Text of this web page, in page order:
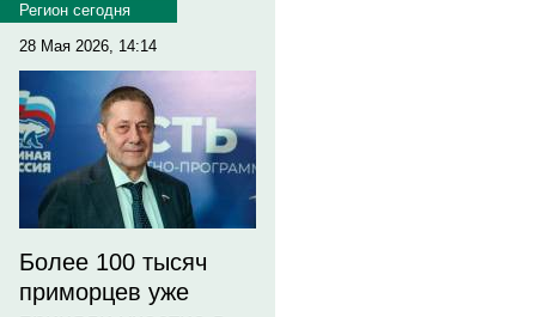
Регион сегодня
28 Мая 2026, 14:14
Более 100 тысяч
приморцев уже